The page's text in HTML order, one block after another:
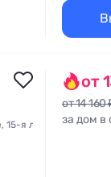
15-я линия, 146
от
от 14 160
за дом в